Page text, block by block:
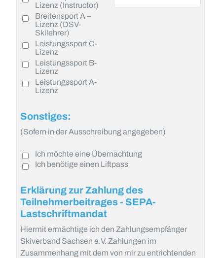
Lizenz (Instructor)
Breitensport A –
Lizenz (DSV-
Skilehrer)
Leistungssport C-
Lizenz
Leistungssport B-
Lizenz
Leistungssport A-
Lizenz
Sonstiges:
(Sofern in der Ausschreibung angegeben)
Ich möchte eine Übernachtung
Ich benötige einen Liftpass
Erklärung zur Zahlung des
Teilnehmerbeitrages - SEPA-
Lastschriftmandat
Hiermit ermächtige ich den Zahlungsempfänger
Skiverband Sachsen e.V. Zahlungen im
Zusammenhang mit dem von mir zu entrichtenden